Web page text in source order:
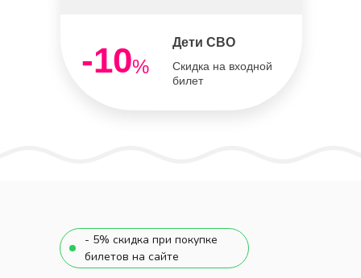
-10%
Дети СВО
Скидка на входной
билет
- 5% скидка при покупке
билетов на сайте